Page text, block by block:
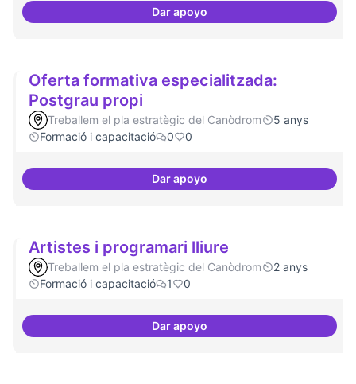
Dar apoyoCursos de podcast i twitch
Oferta formativa especialitzada:
Postgrau propi
Treballem el pla estratègic del Canòdrom
5 anys
Formació i capacitació
0 0
Dar apoyoOferta formativa
Artistes i programari lliure
Treballem el pla estratègic del Canòdrom
2 anys
Formació i capacitació
1 0
Dar apoyoArtistes i programari lliure